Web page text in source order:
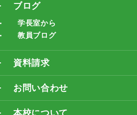
ブログ
学長室から
教員ブログ
資料請求
お問い合わせ
本校について